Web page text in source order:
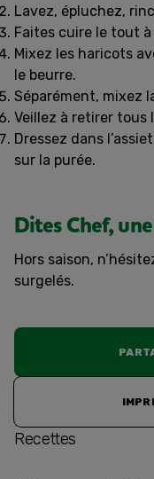
Lavez, épluchez,
Faites cuire le tout à
Mixez les haricots
le beurre.
Séparément, mixez
Veillez à retirer tous
Dressez dans
sur la purée.
Dites Chef,
Hors saison,
surgelés.
Recettes